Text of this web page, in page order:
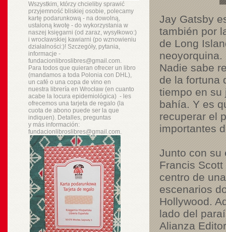
Wszystkim, którzy chcieliby sprawić
przyjemność bliskiej osobie, polecamy
kartę podarunkową - na dowolną,
ustaloną kwotę - do wykorzystania w
naszej księgarni (od zaraz, wysyłkowo:)
i wrocławskiej kawiarni (po wznowieniu
działalności:)! Szczegóły, pytania,
informacje -
fundacionlibroslibres@gmail.com.
Para todos que quieran ofrecer un libro
(mandamos a toda Polonia con DHL),
un café o una copa de vino en
nuestra libreríaen Wrocław (en cuanto
acabe la locura epidemiológica) - les
ofrecemos una tarjeta de regalo (la
cuota de abono puede ser la que
indiquen). Detalles, preguntas
y másinformación:
fundacionlibroslibres@gmail.com.
Jay Gatsby
también por
de Long
Nadie sabe
de la fortuna
tiempo en su
bahía. Y es
recuperar el
importantes
Junto con su
Francis
centro de
escenarios
Hollywood.
lado del
Alianza